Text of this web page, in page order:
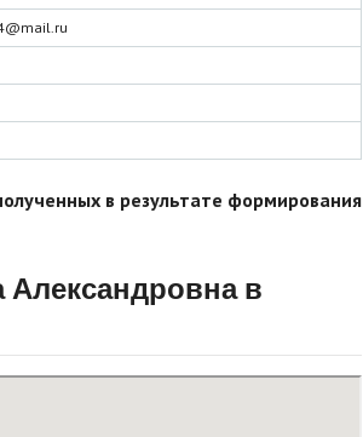
в результате формирования
в